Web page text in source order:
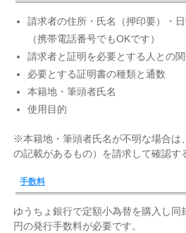
請求者の住所・氏名（押印要）・
（携帯電話番号でもOKです）
請求者と証明を必要とする人との
必要とする証明書の種類と通数
本籍地・筆頭者氏名
使用目的
※本籍地・筆頭者氏名が不明な場合は
の記載があるもの）を請求して確認す
手数料
ゆうちょ銀行で定額小為替を購入し
円の発行手数料が必要です。